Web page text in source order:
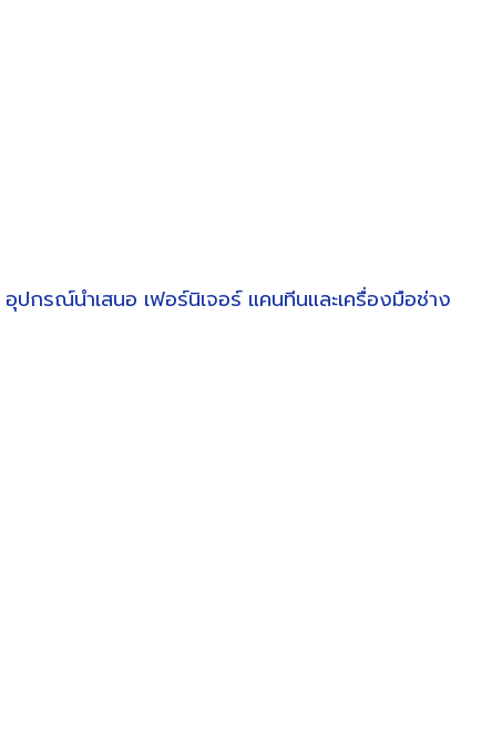
อุปกรณ์นำเสนอ เฟอร์นิเจอร์ แคนทีนและเครื่องมือช่าง